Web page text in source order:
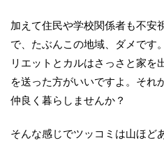
加えて住民や学校関係者も不安
で、たぶんこの地域、ダメです
リエットとカルはさっさと家を
を送った方がいいですよ。それ
仲良く暮らしませんか？
そんな感じでツッコミは山ほど